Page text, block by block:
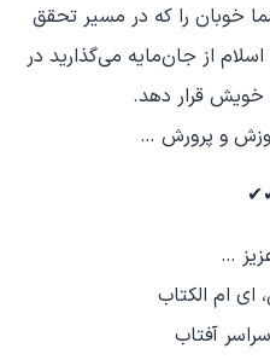
خوبان را که در مسیر تحقق
از جان‌مایه می‌گذارید در
قرار دهد.
و پرورش …
…
ام الکتاب
آفتاب